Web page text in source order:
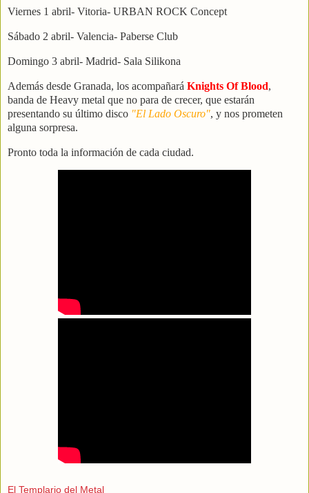
Viernes 1 abril- Vitoria- URBAN ROCK Concept
Sábado 2 abril- Valencia- Paberse Club
Domingo 3 abril- Madrid- Sala Silikona
Además desde Granada, los acompañará Knights Of Blood,
banda de Heavy metal que no para de crecer, que estarán
presentando su último disco "El Lado Oscuro", y nos prometen
alguna sorpresa.
Pronto toda la información de cada ciudad.
El Templario del Metal